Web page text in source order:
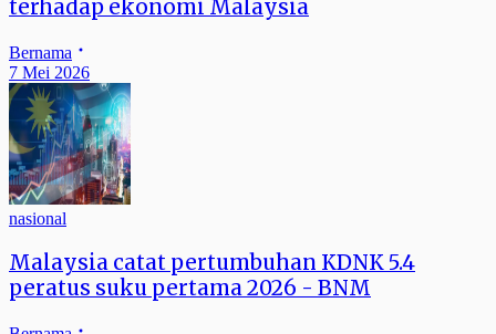
terhadap ekonomi Malaysia
Bernama
7 Mei 2026
nasional
Malaysia catat pertumbuhan KDNK 5.4
peratus suku pertama 2026 - BNM